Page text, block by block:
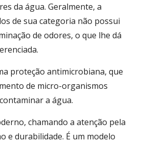
da água. Geralmente, a
de sua categoria não possui
de odores, o que lhe dá
proteção antimicrobiana, que
de micro-organismos
a água.
chamando a atenção pela
e durabilidade. É um modelo